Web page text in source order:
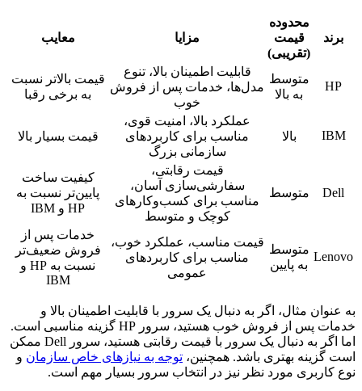
محدوده
قیمت
(تقریبی)
معایب
متوسط
به بالا
قابلیت اطمینان بالا، تنوع
مدل‌ها، خدمات پس از فروش
قیمت بالاتر نسبت
به برخی رقبا
بالا
عملکرد بالا، امنیت قوی،
مناسب برای کاربردهای
سازمانی بزرگ
قیمت بسیار بالا
متوسط
قیمت رقابتی،
سفارشی‌سازی آسان،
مناسب برای کسب‌وکارهای
کوچک و متوسط
کیفیت ساخت
پایین‌تر نسبت به
متوسط
به پایین
قیمت مناسب، عملکرد خوب،
مناسب برای کاربردهای
عمومی
خدمات پس از
فروش ضعیف‌تر
نسبت به HP و
مثال، اگر به دنبال یک سرور با قابلیت اطمینان بالا و
خدمات پس از فروش خوب هستید، سرور HP گزینه مناسبی است.
اما اگر به دنبال یک سرور با قیمت رقابتی هستید، سرور Dell ممکن
گزینه بهتری باشد. همچنین،توجه به نیازهای خاص سازمانو
کاربری مورد نظر نیز در انتخاب سرور بسیار مهم است.